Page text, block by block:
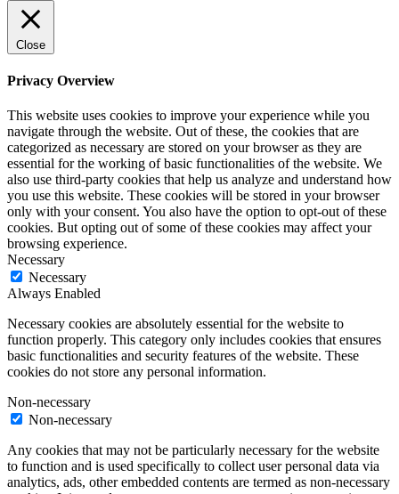
Close
Privacy Overview
This website uses cookies to improve your experience while you
navigate through the website. Out of these, the cookies that are
categorized as necessary are stored on your browser as they are
essential for the working of basic functionalities of the website. We
also use third-party cookies that help us analyze and understand how
you use this website. These cookies will be stored in your browser
only with your consent. You also have the option to opt-out of these
cookies. But opting out of some of these cookies may affect your
browsing experience.
Necessary
Necessary
Always Enabled
Necessary cookies are absolutely essential for the website to
function properly. This category only includes cookies that ensures
basic functionalities and security features of the website. These
cookies do not store any personal information.
Non-necessary
Non-necessary
Any cookies that may not be particularly necessary for the website
to function and is used specifically to collect user personal data via
analytics, ads, other embedded contents are termed as non-necessary